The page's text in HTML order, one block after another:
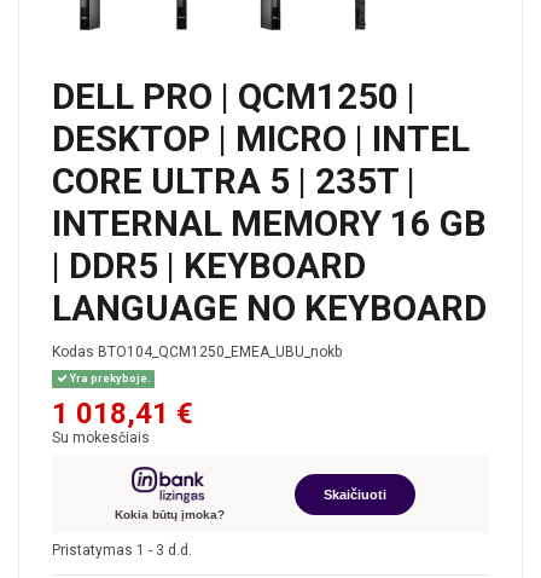
DELL PRO | QCM1250 |
DESKTOP | MICRO | INTEL
CORE ULTRA 5 | 235T |
INTERNAL MEMORY 16 GB
| DDR5 | KEYBOARD
LANGUAGE NO KEYBOARD
Kodas BTO104_QCM1250_EMEA_UBU_nokb
Yra prekyboje.
1 018,41 €
Su mokesčiais
Kokia būtų įmoka?
Skaičiuoti
Pristatymas 1 - 3 d.d.